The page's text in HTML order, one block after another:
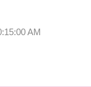
AM